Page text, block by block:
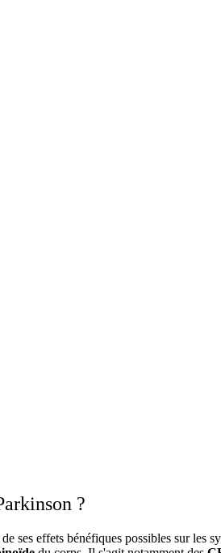
?
ses effets bénéfiques possibles sur les